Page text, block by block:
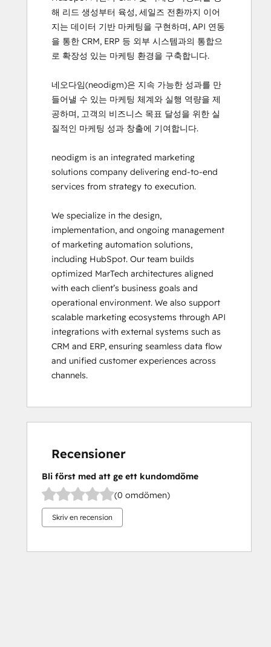
해 리드 생성부터 육성, 세일즈 전환까지 이어
지는 데이터 기반 마케팅을 구현하며, API 연동
을 통한 CRM, ERP 등 외부 시스템과의 통합으
로 확장성 있는 마케팅 환경을 구축합니다.
네오다임(neodigm)은 지속 가능한 성과를 만
들어낼 수 있는 마케팅 체계와 실행 역량을 제
공하며, 고객의 비즈니스 목표 달성을 위한 실
질적인 마케팅 성과 창출에 기여합니다.
neodigm is an integrated marketing
solutions company delivering end-to-end
services from strategy to execution.
We specialize in the design,
implementation, and ongoing management
of marketing automation solutions,
including HubSpot. Our team builds
optimized MarTech architectures aligned
with each client’s business goals and
operational environment. We also support
scalable marketing ecosystems through API
integrations with external systems such as
CRM and ERP, ensuring seamless data flow
and unified customer experiences across
channels.
Recensioner
Bli först med att ge ett kundomdöme
(0 omdömen)
Skriv en recension